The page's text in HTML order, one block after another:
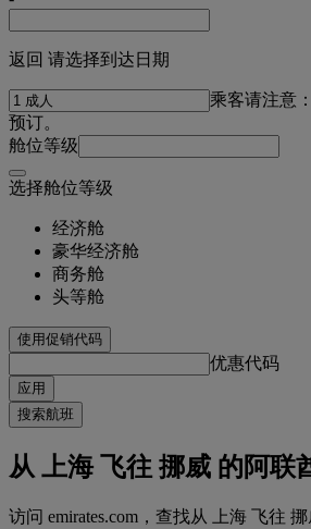
返回 请选择到达日期
乘客请注意
预订。
舱位等级
选择舱位等级
经济舱
豪华经济舱
商务舱
头等舱
使用促销代码
优惠代码
应用
搜索航班
从 上海 飞往 挪威 的阿联
访问 emirates.com，查找从 上海 飞往